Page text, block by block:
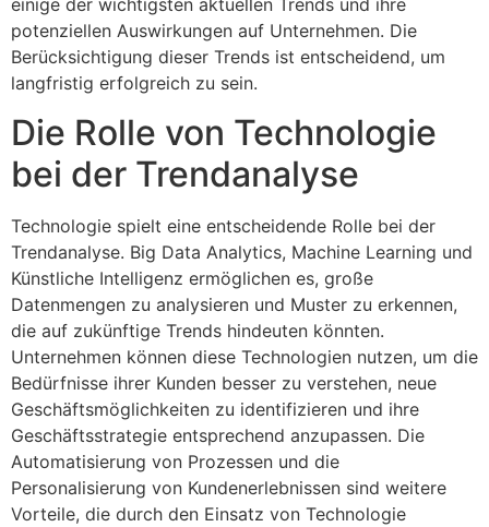
einige der wichtigsten aktuellen Trends und ihre
potenziellen Auswirkungen auf Unternehmen. Die
Berücksichtigung dieser Trends ist entscheidend, um
langfristig erfolgreich zu sein.
Die Rolle von Technologie
bei der Trendanalyse
Technologie spielt eine entscheidende Rolle bei der
Trendanalyse. Big Data Analytics, Machine Learning und
Künstliche Intelligenz ermöglichen es, große
Datenmengen zu analysieren und Muster zu erkennen,
die auf zukünftige Trends hindeuten könnten.
Unternehmen können diese Technologien nutzen, um die
Bedürfnisse ihrer Kunden besser zu verstehen, neue
Geschäftsmöglichkeiten zu identifizieren und ihre
Geschäftsstrategie entsprechend anzupassen. Die
Automatisierung von Prozessen und die
Personalisierung von Kundenerlebnissen sind weitere
Vorteile, die durch den Einsatz von Technologie